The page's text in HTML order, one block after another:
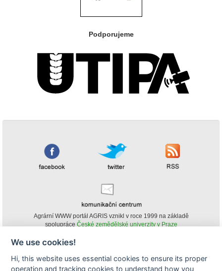
Podporujeme
Agrární WWW portál AGRIS vznikl v roce 1999 na základě
spolupráce České zemědělské univerzity v Praze
obsahu agrárního WWW portálu AGRIS je možné
(pokud není uvedeno jinak) pouze za podmínky uvedení zdroje v podobě
We use cookies!
Hi, this website uses essential cookies to ensure its proper
operation and tracking cookies to understand how you